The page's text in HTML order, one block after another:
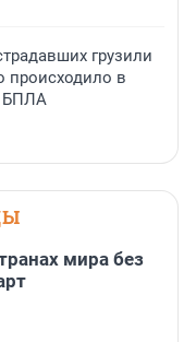
грузили
происходило в
БПЛА
мира без